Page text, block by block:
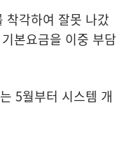
착각하여 잘못 나갔
본요금을 이중 부담
5월부터 시스템 개